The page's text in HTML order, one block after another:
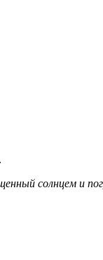
солнцем и